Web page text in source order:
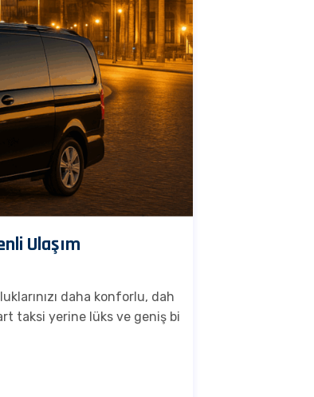
Ulaşım
daha konforlu, dah
taksi yerine lüks ve geniş bi